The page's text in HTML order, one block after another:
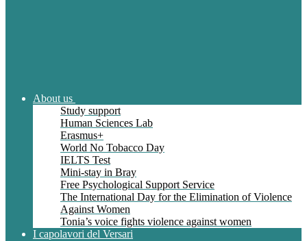
About us
Study support
Human Sciences Lab
Erasmus+
World No Tobacco Day
IELTS Test
Mini-stay in Bray
Free Psychological Support Service
The International Day for the Elimination of Violence
Against Women
Tonia’s voice fights violence against women
I capolavori del Versari